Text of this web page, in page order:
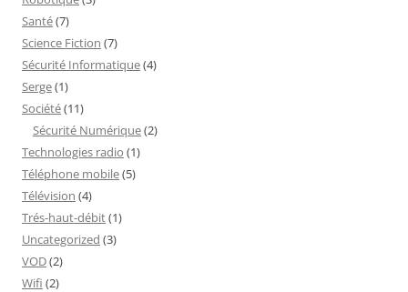
Santé(7)
Science Fiction (7)
Sécurité Informatique(4)
Serge(1)
Société(11)
Sécurité Numérique(2)
Technologies radio (1)
Téléphone mobile(5)
Télévision (4)
Trés-haut-débit(1)
Uncategorized (3)
VOD(2)
Wifi (2)